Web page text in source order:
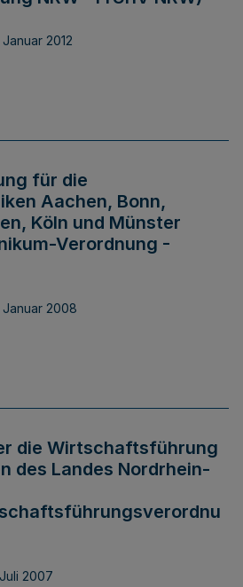
Januar 2012
für die
Aachen, Bonn,
Köln und Münster
Verordnung -
Januar 2008
die Wirtschaftsführung
des Landes Nordrhein-
Juli 2007